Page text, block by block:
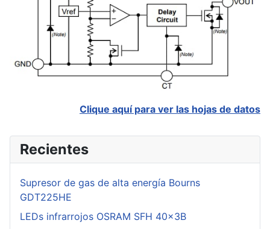
Clique aquí para ver las hojas de datos
Recientes
Supresor de gas de alta energía Bourns
GDT225HE
LEDs infrarrojos OSRAM SFH 40x3B